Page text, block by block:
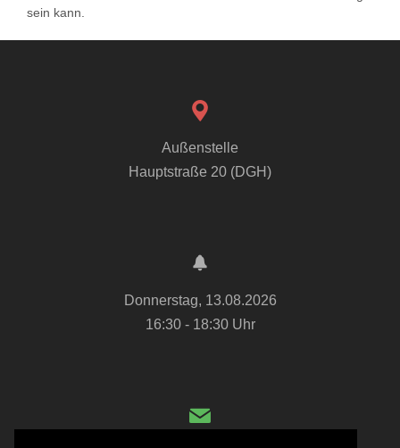
sein kann.
Außenstelle
Hauptstraße 20 (DGH)
Donnerstag, 13.08.2026
16:30 - 18:30 Uhr